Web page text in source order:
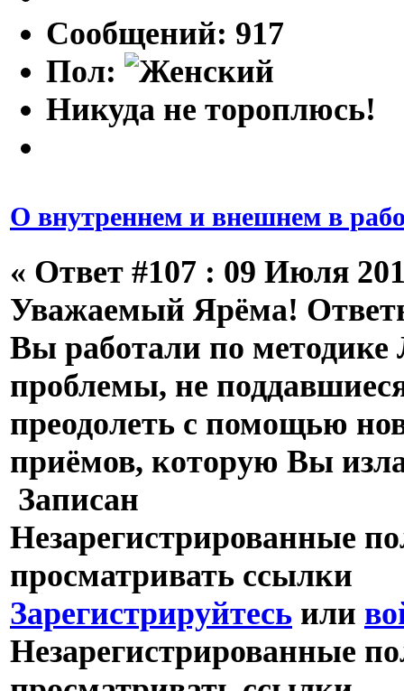
Сообщений: 917
Пол:
Никуда не тороплюсь!
О внутреннем и внешнем в
« Ответ #107 : 09 Июля
Уважаемый Ярёма!
Вы работали по
проблемы, не
преодолеть с помощью
приёмов, которую Вы
Записан
Незарегистрированные
просматривать ссылки
Зарегистрируйтесь или
Незарегистрированные